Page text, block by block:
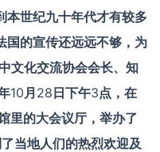
本世纪九十年代才有较多
国的宣传还远远不够，为
文化交流协会会长、知
10月 28 日下午3点，在
里的大会议厅，举办了
当地人们的热烈欢迎及